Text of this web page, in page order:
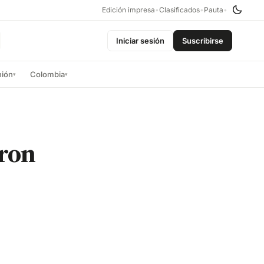
Edición impresa •Clasificados• Pauta •
Iniciar sesión Suscribirse
▾ Colombia▾